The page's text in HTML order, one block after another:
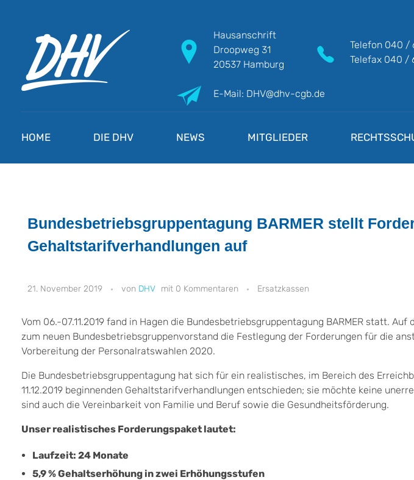
Hausanschrift
Droopweg 31
20537 Hamburg
Telefon 040 /
Telefax 040 /
E-Mail: DHV@dhv-cgb.de
HOME DIE DHV NEWS MITGLIEDER
Bundesbetriebsgruppentagung BARMER stellt
Gehaltstarifverhandlungen auf
21. November 2019 DHV 0 Kommentaren Ersatzkassen
Vom 06.-07.11.2019 fand in Hagen die Bundesbetriebsgruppentagung BARMER statt.
zum neuen Bundesbetriebsgruppenvorstand die Festlegung der Forderungen für die
Vorbereitung der Personalratswahlen 2020.
Die Bundesbetriebsgruppentagung hat sich für ein realistisches, im Bereich des
11.12.2019 beginnenden Gehaltstarifverhandlungen entschieden; sie möchte keine
sind auch die Vereinbarkeit von Familie und Beruf sowie die Gesundheitsförderung.
Unser realistisches Forderungspaket lautet:
Laufzeit: 24 Monate
5,9 % Gehaltserhöhung in zwei Erhöhungsstufen